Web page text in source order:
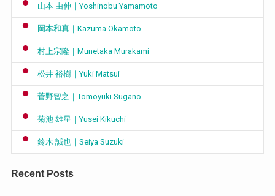
山本 由伸｜Yoshinobu Yamamoto
岡本和真｜Kazuma Okamoto
村上宗隆｜Munetaka Murakami
松井 裕樹｜Yuki Matsui
菅野智之｜Tomoyuki Sugano
菊池 雄星｜Yusei Kikuchi
鈴木 誠也｜Seiya Suzuki
Recent Posts